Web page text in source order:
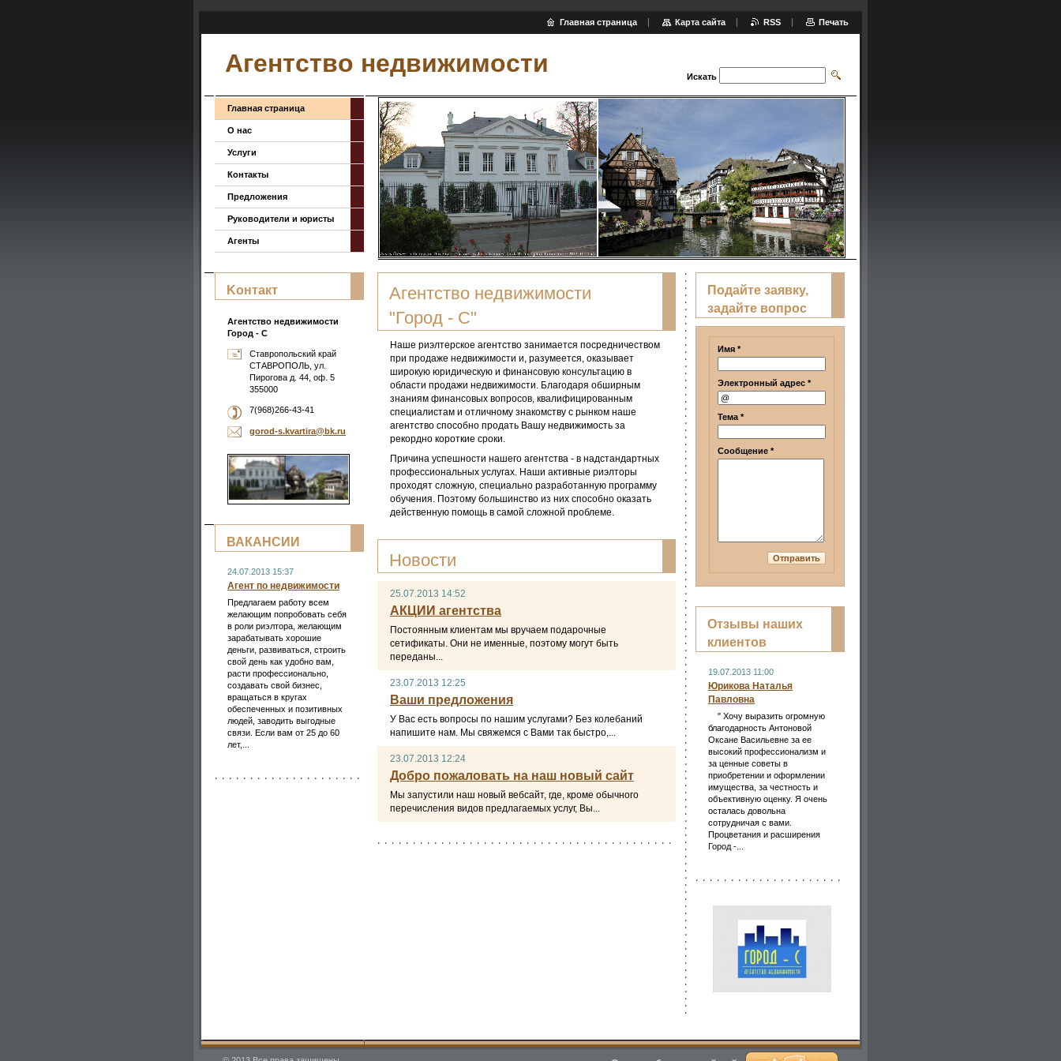
Агентство недвижимости Искать
Агентство недвижимости
"Город - С"
Наше риэлтерское агентство занимается посредничеством
при продаже недвижимости и, разумеется, оказывает
широкую юридическую и финансовую консультацию в
области продажи недвижимости. Благодаря обширным
знаниям финансовых вопросов, квалифицированным
специалистам и отличному знакомству с рынком наше
агентство способно продать Вашу недвижимость за
рекордно короткие сроки.
Причина успешности нашего агентства - в надстандартных
профессиональных услугах. Наши активные риэлторы
проходят сложную, специально разработанную программу
обучения. Поэтому большинство из них способно оказать
действенную помощь в самой сложной проблеме.
Новости
25.07.2013 14:52
АКЦИИ агентства
Постоянным клиентам мы вручаем подарочные
сетификаты. Они не именные, поэтому могут быть
переданы...
23.07.2013 12:25
Ваши предложения
У Вас есть вопросы по нашим услугами? Без колебаний
напишите нам. Мы свяжемся с Вами так быстро,...
23.07.2013 12:24
Добро пожаловать на наш новый сайт
Мы запустили наш новый вебсайт, где, кроме обычного
перечисления видов предлагаемых услуг, Вы...
Подайте заявку,
задайте вопрос
Имя *
Электронный адрес *
Тема *
Сообщение *
Отзывы наших
клиентов
19.07.2013 11:00
Юрикова Наталья
Павловна
" Хочу выразить огромную
благодарность Антоновой
Оксане Васильевне за ее
высокий профессионализм и
за ценные советы в
приобретении и оформлении
имущества, за честность и
объективную оценку. Я очень
осталась довольна
сотрудничая с вами.
Процветания и расширения
Город -...
Главная страница
О нас
Услуги
Контакты
Предложения
Руководители и юристы
Агенты
Koнтакт
Агентство недвижимости
Город - С
Ставропольский край
СТАВРОПОЛЬ, ул.
Пирогова д. 44, оф. 5
355000
7(968)266-43-41
gorod-s.kvartira@bk.ru
ВАКАНСИИ
24.07.2013 15:37
Агент по недвижимости
Предлагаем работу всем
желающим попробовать себя
в роли риэлтора, желающим
зарабатывать хорошие
деньги, развиваться, строить
свой день как удобно вам,
расти профессионально,
создавать свой бизнес,
вращаться в кругах
обеспеченных и позитивных
людей, заводить выгодные
связи. Если вам от 25 до 60
лет,...
Главная страница Карта сайта RSS Печать